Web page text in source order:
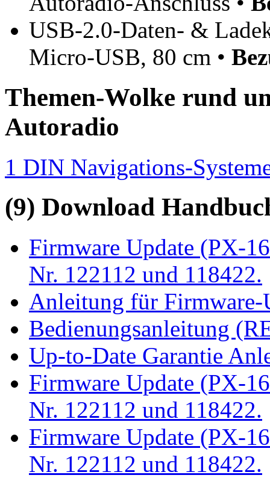
USB-2.0-Daten- &
Micro-USB, 80 cm •
Themen-Wolke rund
Autoradio
1 DIN Navigations-
(9) Download
Firmware Update (PX-
Nr. 122112 und 118422.
Anleitung für Firmware-
Bedienungsanleitung
Up-to-Date Garantie
Firmware Update (PX-
Nr. 122112 und 118422.
Firmware Update (PX-
Nr. 122112 und 118422.